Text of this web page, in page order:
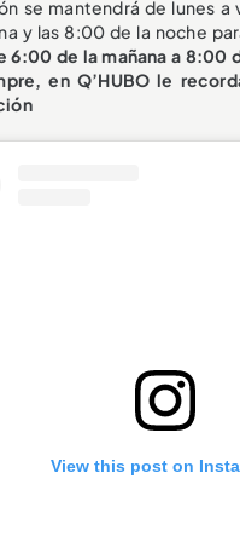
se mantendrá de lunes
y las 8:00 de la noche
6:00 de la mañana a 8:00
en Q’HUBO le
View this post on